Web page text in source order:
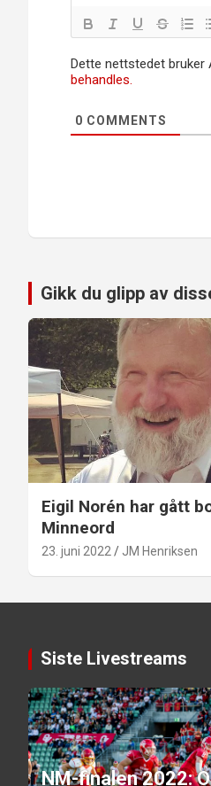
Dette nettstedet bruker
behandles.
0 COMMENTS
Gikk du glipp av
Eigil Norén har gått
Minneord
23. juni 2022 JM Henriksen
Siste Livestreams
NM-finalen 2022: